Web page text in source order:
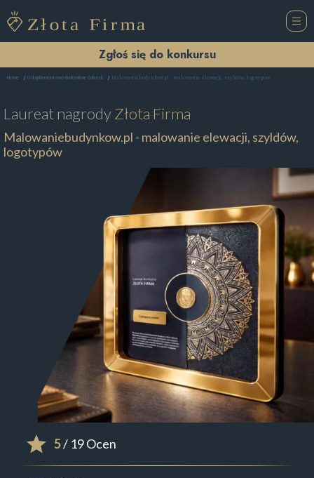
Zgłoś się do konkursu
Home Usługi Remontowo-Budowlane Gdańsk Malowaniebudynkow.pl - malowanie elewacji, szyldów, logotypów
Laureat nagrodyZłota Firma
Malowaniebudynkow.pl - malowanie elewacji, szyldów,
logotypów
5/ 19 Ocen